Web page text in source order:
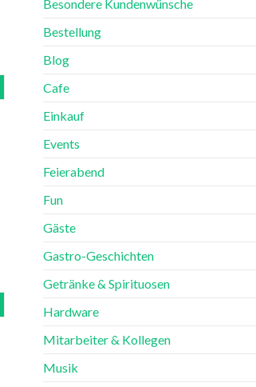
Besondere Kundenwünsche
Bestellung
Blog
Cafe
Einkauf
Events
Feierabend
Fun
Gäste
Gastro-Geschichten
Getränke & Spirituosen
Hardware
Mitarbeiter & Kollegen
Musik